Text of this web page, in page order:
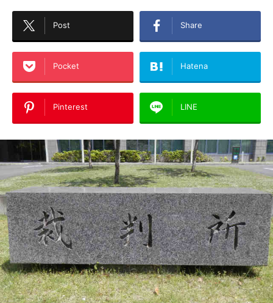
Post Share
Pocket Hatena
Pinterest LINE